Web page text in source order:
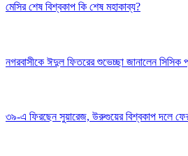
মেসির শেষ বিশ্বকাপ কি শেষ মহাকাব্য?
নগরবাসীকে ঈদুল ফিতরের শুভেচ্ছা জানালেন সিসিক
৩৯-এ ফিরছেন সুয়ারেজ, উরুগুয়ের বিশ্বকাপ দলে